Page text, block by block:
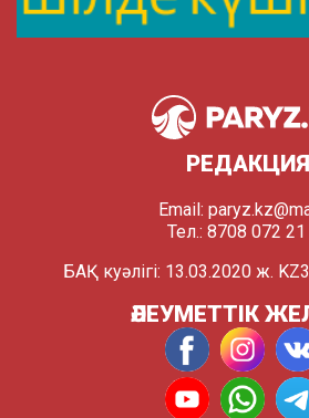
РЕДАКЦИЯ
Email:
Тел.: 8708 072 21
БАҚ куәлігі: 13.03.2020 ж.
ӘЛЕУМЕТТІК